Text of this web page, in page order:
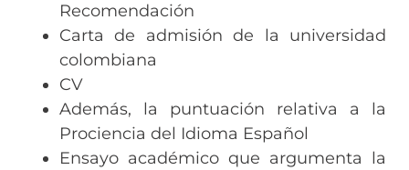
Recomendación
Carta de admisión de la universidad
colombiana
CV
Además, la puntuación relativa a la
Prociencia del Idioma Español
Ensayo académico que argumenta la